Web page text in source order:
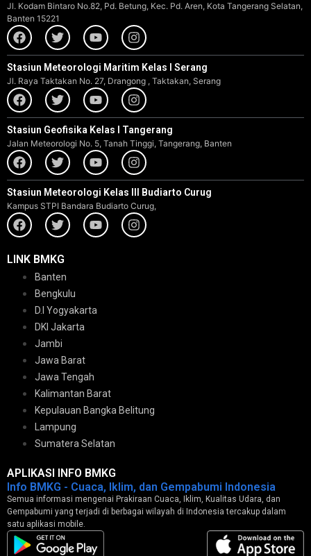
Jl. Kodam Bintaro No.82, Pd. Betung, Kec. Pd. Aren, Kota Tangerang Selatan,
Banten 15221
Stasiun Meteorologi Maritim Kelas I Serang
Jl. Raya Taktakan No. 27, Drangong , Taktakan, Serang
Stasiun Geofisika Kelas I Tangerang
Jalan Meteorologi No. 5, Tanah Tinggi, Tangerang, Banten
Stasiun Meteorologi Kelas III Budiarto Curug
Kampus STPI Bandara Budiarto Curug,
LINK BMKG
Banten
Bengkulu
D.I Yogyakarta
DKI Jakarta
Jambi
Jawa Barat
Jawa Tengah
Kalimantan Barat
Kepulauan Bangka Belitung
Lampung
Sumatera Selatan
APLIKASI INFO BMKG
Info BMKG - Cuaca, Iklim, dan Gempabumi Indonesia
Semua informasi mengenai Prakiraan Cuaca, Iklim, Kualitas Udara, dan
Gempabumi yang terjadi di berbagai wilayah di Indonesia tercakup dalam
satu aplikasi mobile.